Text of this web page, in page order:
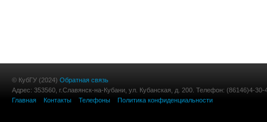
© КубГУ (2024) Обратная связь
Адрес: 353560, г.Славянск-на-Кубани, ул. Кубанская, д. 200. Телефон: (86146)4-30-
Главная
Контакты Телефоны Политика конфиденциальности